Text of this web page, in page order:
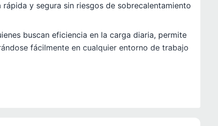
y segura sin riesgos de sobrecalentamiento
buscan eficiencia en la carga diaria, permite
fácilmente en cualquier entorno de trabajo